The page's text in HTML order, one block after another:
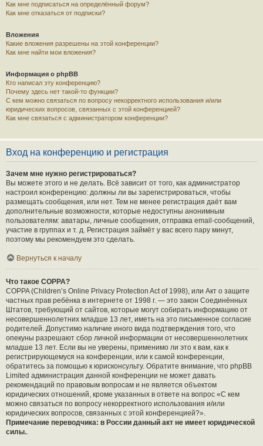
Как мне подписаться на определённый форум?
Как мне отказаться от подписки?
Вложения
Какие вложения разрешены на этой конференции?
Как мне найти мои вложения?
Информация о phpBB
Кто написал эту конференцию?
Почему здесь нет такой-то функции?
С кем можно связаться по вопросу некорректного использования и/или
юридических вопросов, связанных с этой конференцией?
Как мне связаться с администратором конференции?
Вход на конференцию и регистрация
Зачем мне нужно регистрироваться?
Вы можете этого и не делать. Всё зависит от того, как администратор
настроил конференцию: должны ли вы зарегистрироваться, чтобы
размещать сообщения, или нет. Тем не менее регистрация даёт вам
дополнительные возможности, которые недоступны анонимным
пользователям: аватары, личные сообщения, отправка email-сообщений,
участие в группах и т. д. Регистрация займёт у вас всего пару минут,
поэтому мы рекомендуем это сделать.
Вернуться к началу
Что такое COPPA?
COPPA (Children’s Online Privacy Protection Act of 1998), или Акт о защите
частных прав ребёнка в интернете от 1998 г. — это закон Соединённых
Штатов, требующий от сайтов, которые могут собирать информацию от
несовершеннолетних младше 13 лет, иметь на это письменное согласие
родителей. Допустимо наличие иного вида подтверждения того, что
опекуны разрешают сбор личной информации от несовершеннолетних
младше 13 лет. Если вы не уверены, применимо ли это к вам, как к
регистрирующемуся на конференции, или к самой конференции,
обратитесь за помощью к юрисконсульту. Обратите внимание, что phpBB
Limited администрация данной конференции не может давать
рекомендаций по правовым вопросам и не является объектом
юридических отношений, кроме указанных в ответе на вопрос «С кем
можно связаться по вопросу некорректного использования и/или
юридических вопросов, связанных с этой конференцией?».
Примечание переводчика: в России данный акт не имеет юридической
силы..